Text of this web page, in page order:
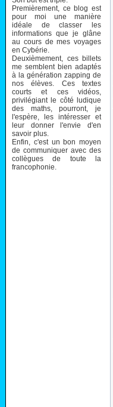
Premièrement, ce blog est
pour moi une manière
idéale de classer les
informations que je glâne
au cours de mes voyages
en Cybérie.
Deuxièmement, ces billets
me semblent bien adaptés
à la génération zapping de
nos élèves. Ces textes
courts et ces vidéos,
privilégiant le côté ludique
des maths, pourront, je
l'espère, les intéresser et
leur donner l'envie d'en
savoir plus.
Enfin, c'est un bon moyen
de communiquer avec des
collègues de toute la
francophonie.